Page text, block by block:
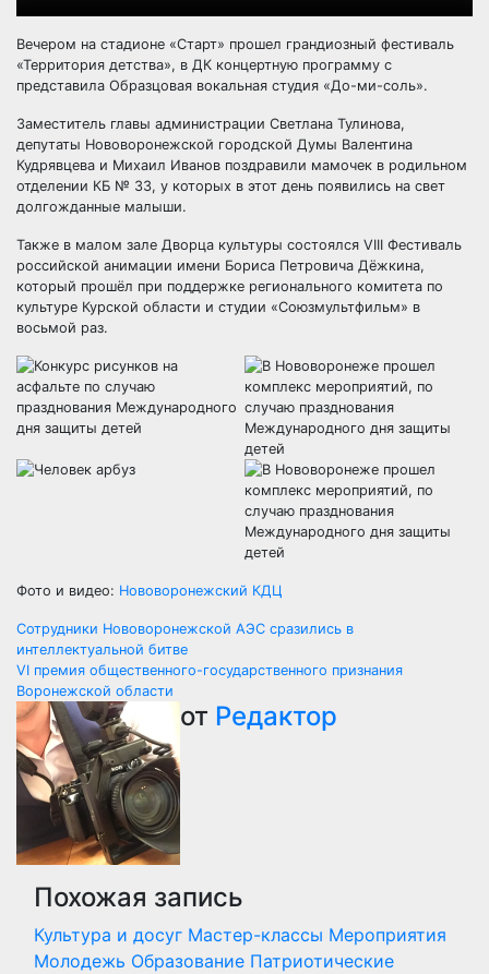
Вечером на стадионе «Старт» прошел грандиозный фестиваль
«Территория детства», в ДК концертную программу с
представила Образцовая вокальная студия «До-ми-соль».
Заместитель главы администрации Светлана Тулинова,
депутаты Нововоронежской городской Думы Валентина
Кудрявцева и Михаил Иванов поздравили мамочек в родильном
отделении КБ № 33, у которых в этот день появились на свет
долгожданные малыши.
Также в малом зале Дворца культуры состоялся VIII Фестиваль
российской анимации имени Бориса Петровича Дёжкина,
который прошёл при поддержке регионального комитета по
культуре Курской области и студии «Союзмультфильм» в
восьмой раз.
Фото и видео: Нововоронежский КДЦ
Навигация
по
записям
Сотрудники Нововоронежской АЭС сразились в
интеллектуальной битве
VI премия общественного-государственного признания
Воронежской области
от Редактор
Похожая запись
Культура и досуг Мастер-классы Мероприятия
Молодежь Образование Патриотические